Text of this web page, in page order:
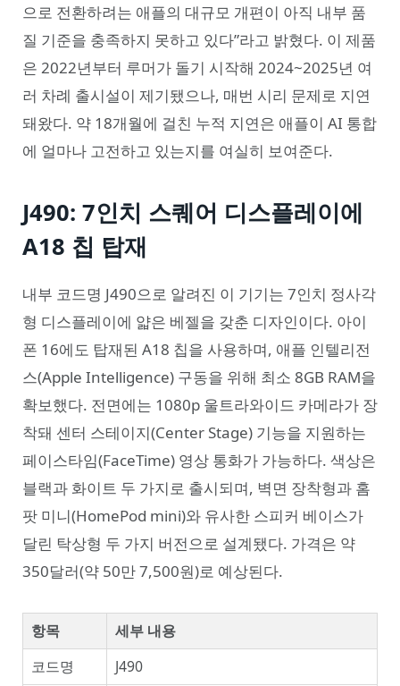
으로 전환하려는 애플의 대규모 개편이 아직 내부 품
질 기준을 충족하지 못하고 있다”라고 밝혔다. 이 제품
은 2022년부터 루머가 돌기 시작해 2024~2025년 여
러 차례 출시설이 제기됐으나, 매번 시리 문제로 지연
돼왔다. 약 18개월에 걸친 누적 지연은 애플이 AI 통합
에 얼마나 고전하고 있는지를 여실히 보여준다.
J490: 7인치 스퀘어 디스플레이에
A18 칩 탑재
내부 코드명 J490으로 알려진 이 기기는 7인치 정사각
형 디스플레이에 얇은 베젤을 갖춘 디자인이다. 아이
폰 16에도 탑재된 A18 칩을 사용하며, 애플 인텔리전
스(Apple Intelligence) 구동을 위해 최소 8GB RAM을
확보했다. 전면에는 1080p 울트라와이드 카메라가 장
착돼 센터 스테이지(Center Stage) 기능을 지원하는
페이스타임(FaceTime) 영상 통화가 가능하다. 색상은
블랙과 화이트 두 가지로 출시되며, 벽면 장착형과 홈
팟 미니(HomePod mini)와 유사한 스피커 베이스가
달린 탁상형 두 가지 버전으로 설계됐다. 가격은 약
350달러(약 50만 7,500원)로 예상된다.
항목
세부 내용
코드명
J490